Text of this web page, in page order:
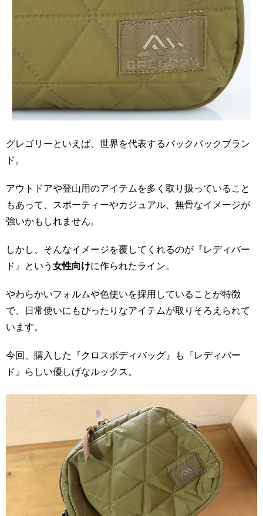
グレゴリーといえば、世界を代表するバックパックブラン
ド。
アウトドアや登山用のアイテムを多く取り扱っていること
もあって、スポーティーやカジュアル、無骨なイメージが
強いかもしれません。
しかし、そんなイメージを覆してくれるのが『レディバー
ド』という女性向けに作られたライン。
やわらかいフォルムや色使いを採用していることが特徴
で、日常使いにもぴったりなアイテムが取りそろえられて
います。
今回、購入した『クロスボディバッグ』も『レディバー
ド』らしい優しげなルックス。